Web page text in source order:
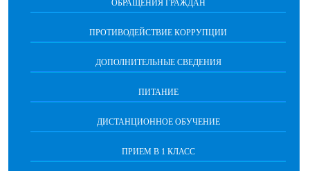
ОБРАЩЕНИЯ ГРАЖДАН
ПРОТИВОДЕЙСТВИЕ КОРРУПЦИИ
ДОПОЛНИТЕЛЬНЫЕ СВЕДЕНИЯ
ПИТАНИЕ
ДИСТАНЦИОННОЕ ОБУЧЕНИЕ
ПРИЕМ В 1 КЛАСС